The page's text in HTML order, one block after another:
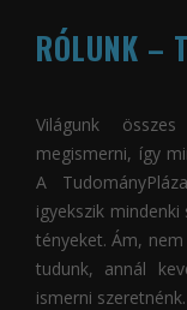
RÓLUNK –
Világunk
megismerni, így
A TudományPláza
igyekszik
tényeket. Ám,
tudunk, annál
ismerni szeretnénk.